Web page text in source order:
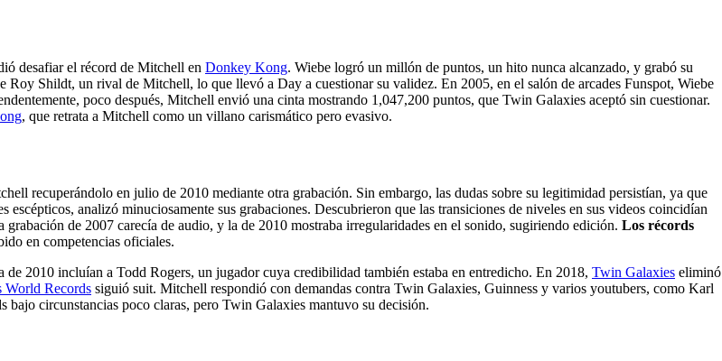
desafiar el récord de Mitchell en Donkey Kong. Wiebe logró un millón de puntos, un hito nunca alcanzado, y grabó su
Shildt, un rival de Mitchell, lo que llevó a Day a cuestionar su validez. En 2005, en el salón de arcades Funspot, Wiebe
poco después, Mitchell envió una cinta mostrando 1,047,200 puntos, que Twin Galaxies aceptó sin cuestionar.
, que retrata a Mitchell como un villano carismático pero evasivo.
recuperándolo en julio de 2010 mediante otra grabación. Sin embargo, las dudas sobre su legitimidad persistían, ya que
analizó minuciosamente sus grabaciones. Descubrieron que las transiciones de niveles en sus videos coincidían
de 2007 carecía de audio, y la de 2010 mostraba irregularidades en el sonido, sugiriendo edición. Los récords
en competencias oficiales.
2010 incluían a Todd Rogers, un jugador cuya credibilidad también estaba en entredicho. En 2018, Twin Galaxies eliminó
World Records siguió suit. Mitchell respondió con demandas contra Twin Galaxies, Guinness y varios youtubers, como Karl
bajo circunstancias poco claras, pero Twin Galaxies mantuvo su decisión.